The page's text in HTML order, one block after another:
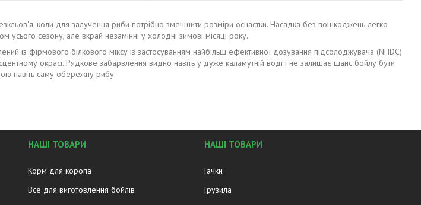
коли для залучення риби потрібно зменшити розміри оснастки. Насадка без пошкоджень легко
сезону, але вкрай незамінні у холодні зимові місяці року.
із фірмового білкового міксу із застосуванням найбільш ефективної дозування підсолоджувача (NHDC)
окрасі. Рядкове забарвлення видно навіть у дуже каламутній воді і не залишає шанс бойлу бути
навіть саму обережну рибу.
НАШІ ТОВАРИ
Корм для коропа
Все для виготовлення бойлів
НАШІ ТОВАРИ
Гачки
Грузила